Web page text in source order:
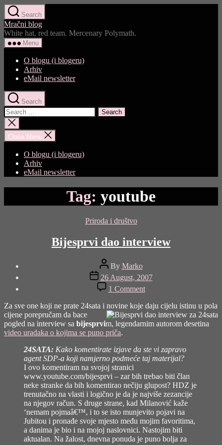
Skip
to
the
content
Search
Mračni blog
White hat, red team. Mercenary Polymath.
Menu
O blogu (i blogeru)
Arhiv
eMail newsletter
Search
Search
for:
Close
search
Close Menu
O blogu (i blogeru)
Arhiv
eMail newsletter
Tag: youtube
Categories
Priroda i društvo
Bijesprvi dao interview
Post
author
By Marko
Post
date
26 August, 2007
1 Commenton
Bijesprvi
dao
interview
Za sve one koji ne prate 24sata i novine koje daju cijelu istinu u pola
cijene porepručam da bace
pogled na interview sa bijesprvim, legendarnim autorom desetina
video uradaka o kojima se puno priča.
24SATA: Kako komentirate izjave da ste vi zapravo
agent SDP-a koji namjerno podmeće taj materijal?
I ovo komentiram na svojoj stranici
www.youtube.com/bijesprvi – zar bih trebao biti član
neke stranke da bih komentirao nečiju glupost? HDZ je
trenutačno na vlasti i logično je da je najviše zezancije
na njegov račun. S druge strane, kad Milanović kaže
‘nemam pojmaâ€™, i to se isto munjevito pojavi na
Jubitou i pronađe svoje mjesto među mojim favoritima,
a danima je bio i na mojoj naslovnici. Nastojim biti
aktualan. Na žalost, dnevna ponuda je puno bolja za